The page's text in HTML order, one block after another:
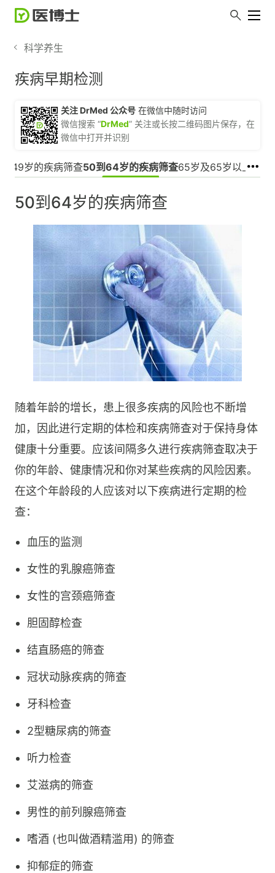
科学养生
疾病早期检测
关注 DrMed 公众号 在微信中随时访问
微信搜索 “DrMed” 关注或长按二维码图片保存，在
微信中打开并识别
49岁的疾病筛查50到64岁的疾病筛查65岁及65岁以上的疾
50到64岁的疾病筛查
随着年龄的增长，患上很多疾病的风险也不断增
加，因此进行定期的体检和疾病筛查对于保持身体
健康十分重要。应该间隔多久进行疾病筛查取决于
你的年龄、健康情况和你对某些疾病的风险因素。
在这个年龄段的人应该对以下疾病进行定期的检
查：
血压的监测
女性的乳腺癌筛查
女性的宫颈癌筛查
胆固醇检查
结直肠癌的筛查
冠状动脉疾病的筛查
牙科检查
2型糖尿病的筛查
听力检查
艾滋病的筛查
男性的前列腺癌筛查
嗜酒 (也叫做酒精滥用) 的筛查
抑郁症的筛查